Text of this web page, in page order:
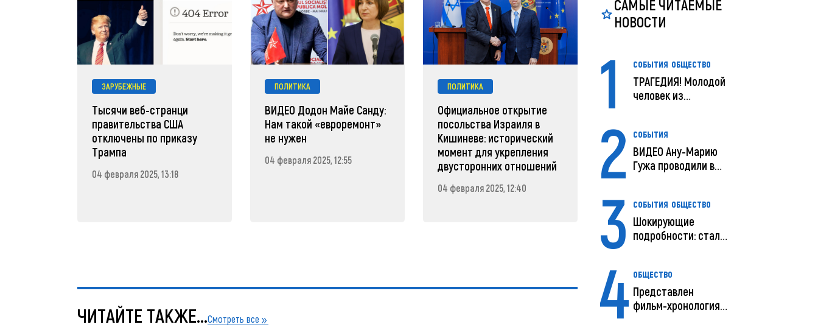
ЗАРУБЕЖНЫЕ
Тысячи веб-странци
правительства США
отключены по приказу
Трампа
04 февраля 2025, 13:18
ПОЛИТИКА
ВИДЕО Додон Майе Санду:
Нам такой «евроремонт»
не нужен
04 февраля 2025, 12:55
ПОЛИТИКА
Официальное открытие
посольства Израиля в
Кишиневе: исторический
момент для укрепления
двусторонних отношений
04 февраля 2025, 12:40
ЗАРУБЕЖНЫЕ
Зеленский объявляет о
реструктуризации армии
04 февраля 2025, 11:49
ЧИТАЙТЕ ТАКЖЕ...Смотреть все
САМЫЕ ЧИТАЕМЫЕ
НОВОСТИ
1 СОБЫТИЯ ОБЩЕСТВО
ТРАГЕДИЯ! Молодой
человек из
2 СОБЫТИЯ
ВИДЕО Ану-Марию
Гужа проводили в
3 СОБЫТИЯ ОБЩЕСТВО
Шокирующие
подробности: стали
4 ОБЩЕСТВО
Представлен
фильм-хронология